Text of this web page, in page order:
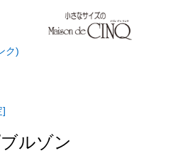
ク)
]
ルゾン